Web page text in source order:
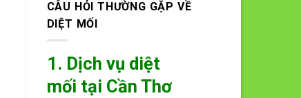
CÂU HỎI THƯỜNG GẶP VỀ
DIỆT MỐI
1. Dịch vụ diệt
mối tại Cần Thơ